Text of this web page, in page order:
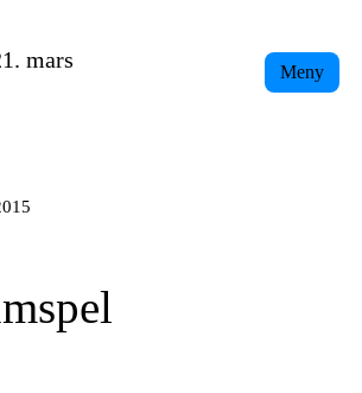
mars
Meny